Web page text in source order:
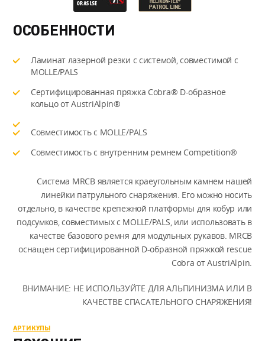
ОСОБЕННОСТИ
Ламинат лазерной резки с системой, совместимой с
MOLLE/PALS
Сертифицированная пряжка Cobra® D-образное
кольцо от AustriAlpin®
Совместимость с MOLLE/PALS
Совместимость с внутренним ремнем Competition®
Система MRCB является краеугольным камнем нашей
линейки патрульного снаряжения. Его можно носить
отдельно, в качестве крепежной платформы для кобур или
подсумков, совместимых с MOLLE/PALS, или использовать в
качестве базового ремня для модульных рукавов. MRCB
оснащен сертифицированной D-образной пряжкой rescue
Cobra от AustriAlpin.
ВНИМАНИЕ: НЕ ИСПОЛЬЗУЙТЕ ДЛЯ АЛЬПИНИЗМА ИЛИ В
КАЧЕСТВЕ СПАСАТЕЛЬНОГО СНАРЯЖЕНИЯ!
АРТИКУЛЫ